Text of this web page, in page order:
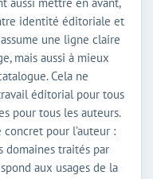
identité éditoriale et
une ligne claire
mais aussi à mieux
Cela ne
éditorial pour tous
pour tous les auteurs.
pour l’auteur :
traités par
aux usages de la